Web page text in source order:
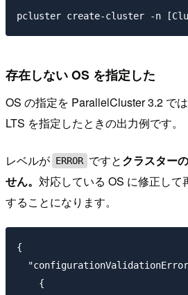
存在しない OS を指定した
OS の指定を ParallelCluster 3.2 で
LTS を指定したときの出力例です。
レベルが ERROR ですとクラスター
せん。 対応している OS に修正し
することになります。
{
    {